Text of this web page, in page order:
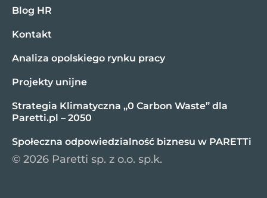
Blog HR
Kontakt
Analiza opolskiego rynku pracy
Projekty unijne
Strategia Klimatyczna „0 Carbon Waste” dla
Paretti.pl – 2050
Społeczna odpowiedzialność biznesu w PARETTi
© 2026 Paretti sp. z o.o. sp.k.